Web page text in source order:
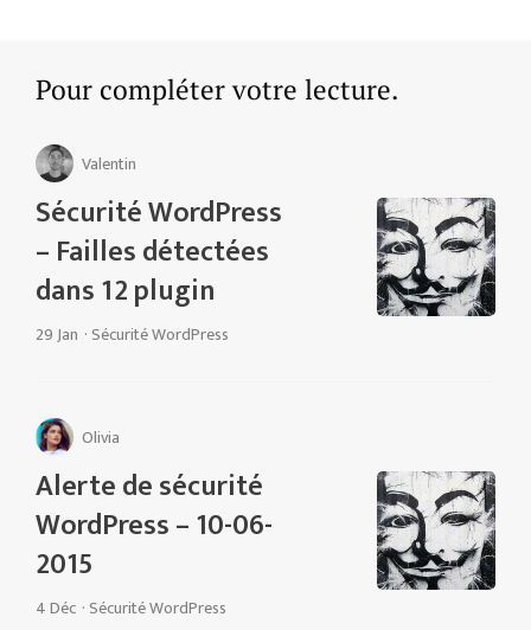
Pour compléter votre lecture.
Valentin
Sécurité WordPress
– Failles détectées
dans 12 plugin
29 Jan · Sécurité WordPress
Olivia
Alerte de sécurité
WordPress – 10-06-
2015
4 Déc · Sécurité WordPress